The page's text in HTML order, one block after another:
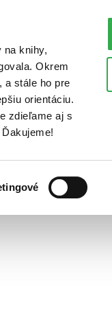
na knihy,
Okrem
a stále ho pre
orientáciu.
zdieľame aj s